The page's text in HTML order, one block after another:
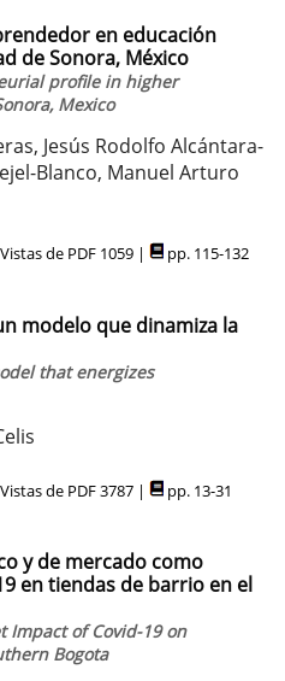
en educación
de Sonora, México
profile in higher
Mexico
Jesús Rodolfo Alcántara-
Blanco, Manuel Arturo
Vistas de PDF 1059 | pp. 115-132
modelo que dinamiza la
that energizes
Vistas de PDF 3787 | pp. 13-31
y de mercado como
en tiendas de barrio en el
Impact of Covid-19 on
Bogota